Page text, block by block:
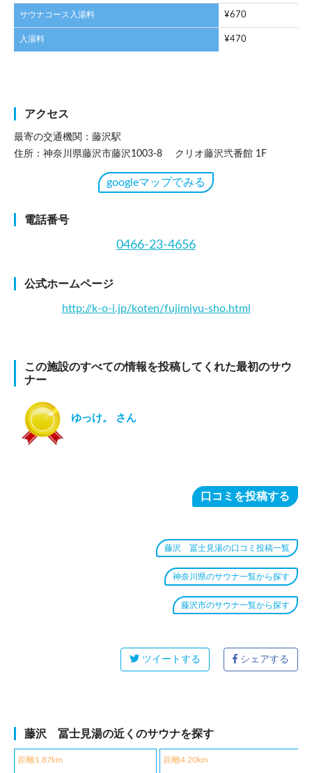
サウナコース入湯料 ¥670
入湯料 ¥470
アクセス
最寄の交通機関：藤沢駅
住所：神奈川県藤沢市藤沢1003-8 クリオ藤沢弐番館 1F
googleマップでみる
電話番号
0466-23-4656
公式ホームページ
http://k-o-i.jp/koten/fujimiyu-sho.html
この施設のすべての情報を投稿してくれた最初のサウ
ナー
ゆっけ。 さん
口コミを投稿する
藤沢 冨士見湯の口コミ投稿一覧
神奈川県のサウナ一覧から探す
藤沢市のサウナ一覧から探す
ツイートする シェアする
藤沢 冨士見湯の近くのサウナを探す
距離1.87km 距離4.20km